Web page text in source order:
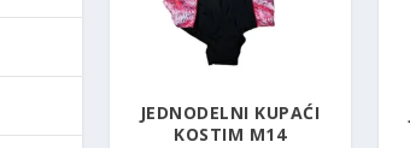
JEDNODELNI KUPAĆI
KOSTIM M14